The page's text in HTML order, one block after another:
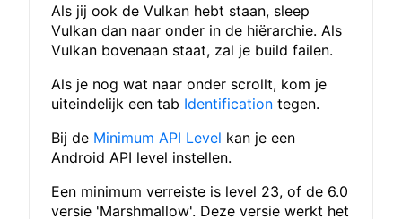
Als jij ook de Vulkan hebt staan, sleep
Vulkan dan naar onder in de hiërarchie. Als
Vulkan bovenaan staat, zal je build failen.
Als je nog wat naar onder scrollt, kom je
uiteindelijk een tab Identification tegen.
Bij de Minimum API Level kan je een
Android API level instellen.
Een minimum verreiste is level 23, of de 6.0
versie 'Marshmallow'. Deze versie werkt het